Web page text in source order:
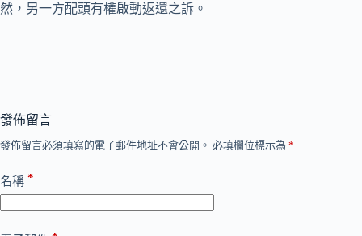
然，另一方配頭有權啟動返還之訴。
發佈留言
發佈留言必須填寫的電子郵件地址不會公開。 必填欄位標示為 *
名稱 *